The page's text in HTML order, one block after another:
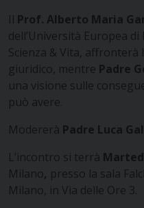
Il Prof. Alberto Maria
dell’Università Europea
Scienza & Vita,
giuridico, mentre Padre
una visione sulle
può avere.
Modererà Padre Luca
L’incontro si terrà
Milano, presso la sala
Milano, in Via delle Ore 3.